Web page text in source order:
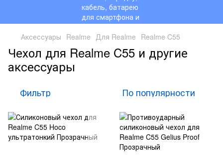
Аксессуары Realme Для Realme Realme C55
Чехол для Realme C55 и другие
аксессуары
Фильтр По популярности